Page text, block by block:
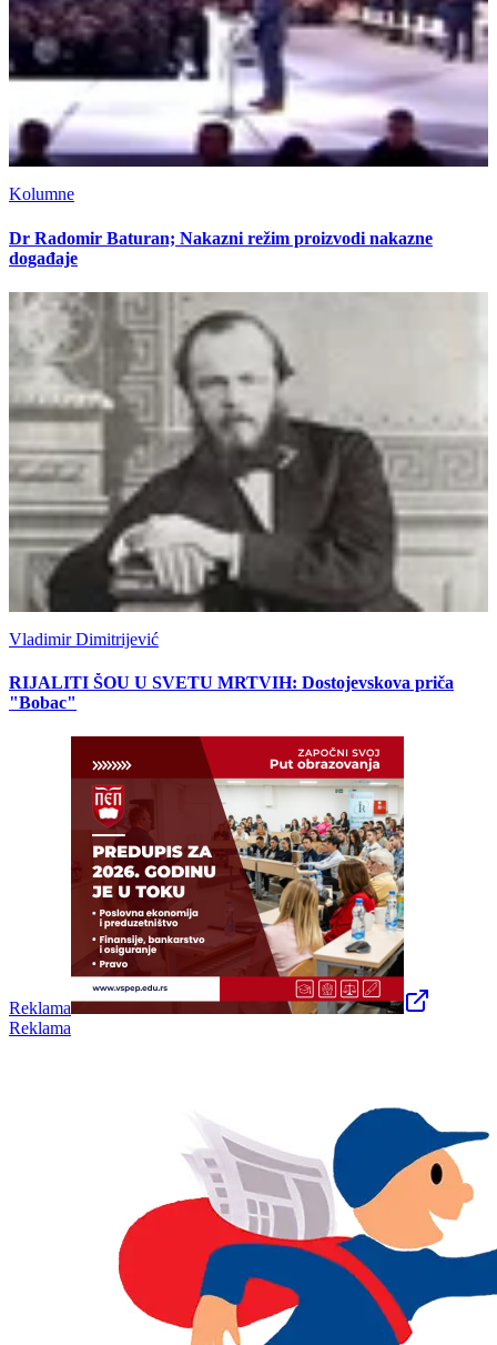
Kolumne
Dr Radomir Baturan; Nakazni režim proizvodi nakazne
događaje
Vladimir Dimitrijević
RIJALITI ŠOU U SVETU MRTVIH: Dostojevskova priča
"Bobac"
Reklama
Reklama